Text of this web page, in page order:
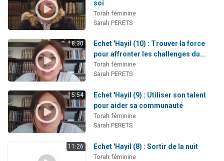
soi
Torah féminine
Sarah PERETS
8:30
Echet 'Hayil (10) : Trouver la force
pour affronter les challenges du...
Torah féminine
Sarah PERETS
5:54
Echet 'Hayil (9) : Utiliser son talent
pour aider sa communauté
Torah féminine
Sarah PERETS
11:26 Echet 'Hayil (8) : Sortir de la nuit
Torah féminine